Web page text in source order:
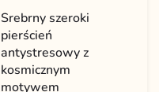
Srebrny szeroki
pierścień
antystresowy z
kosmicznym
motywem